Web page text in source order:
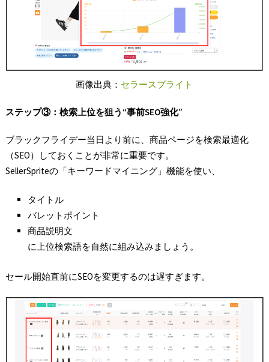
画像出典： セラースプライト
ステップ③：検索上位を狙う“事前SEO強化”
ブラックフライデー当日より前に、商品ページを検索最適化
（SEO）しておくことが非常に重要です。
SellerSpriteの「キーワードマイニング」機能を使い、
タイトル
バレットポイント
商品説明文
に上位検索語を自然に組み込みましょう。
セール開始直前にSEOを変更するのは遅すぎます。